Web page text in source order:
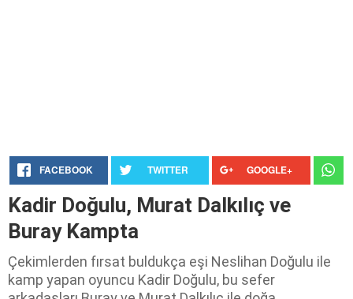
FACEBOOK TWITTER GOOGLE+
Kadir Doğulu, Murat Dalkılıç ve
Buray Kampta
Çekimlerden fırsat buldukça eşi Neslihan Doğulu ile
kamp yapan oyuncu Kadir Doğulu, bu sefer